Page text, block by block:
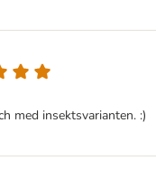
med insektsvarianten. :)